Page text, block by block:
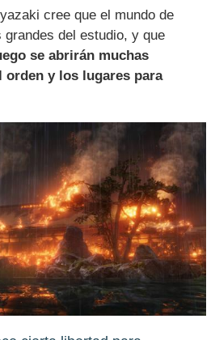
cree que el mundo de
grandes del estudio, y que
se abrirán muchas
orden y los lugares para